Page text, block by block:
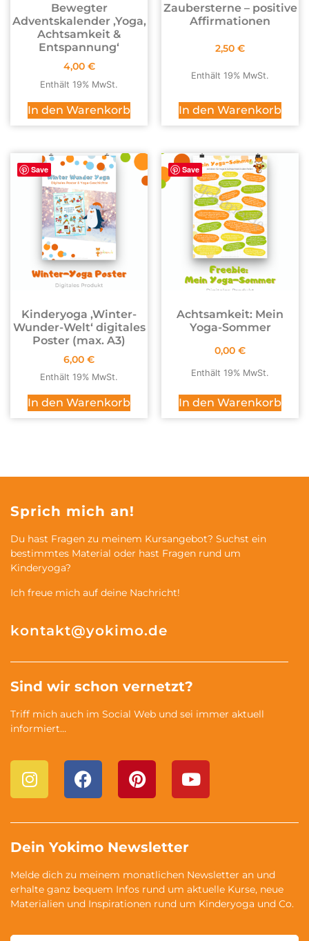
Bewegter
Adventskalender ,Yoga,
Achtsamkeit &
Entspannung‘
4,00 €
Enthält 19% MwSt.
In den Warenkorb
Zaubersterne – positive
Affirmationen
2,50 €
Enthält 19% MwSt.
In den Warenkorb
Save
Kinderyoga ‚Winter-
Wunder-Welt‘ digitales
Poster (max. A3)
6,00 €
Enthält 19% MwSt.
In den Warenkorb
Save
Achtsamkeit: Mein
Yoga-Sommer
0,00 €
Enthält 19% MwSt.
In den Warenkorb
Sprich mich an!
Du hast Fragen zu meinem Kursangebot? Suchst ein
bestimmtes Material oder hast Fragen rund um
Kinderyoga?
Ich freue mich auf deine Nachricht!
kontakt@yokimo.de
Sind wir schon vernetzt?
Triff mich auch im Social Web und sei immer aktuell
informiert…
Dein Yokimo Newsletter
Melde dich zu meinem monatlichen Newsletter an und
erhalte ganz bequem Infos rund um aktuelle Kurse, neue
Materialien und Inspirationen rund um Kinderyoga und Co.